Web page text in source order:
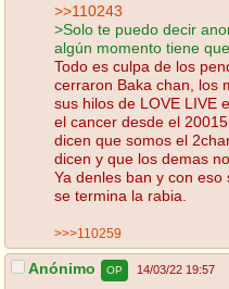
>>110243
>Solo te puedo decir
algún momento tiene
Todo es culpa de los
cerraron Baka chan, los
sus hilos de LOVE LIVE
el cancer desde el
dicen que somos el
dicen y que los demas
Ya denles ban y con
se termina la rabia.
>>>110259
Anónimo OP 14/03/22 19:57